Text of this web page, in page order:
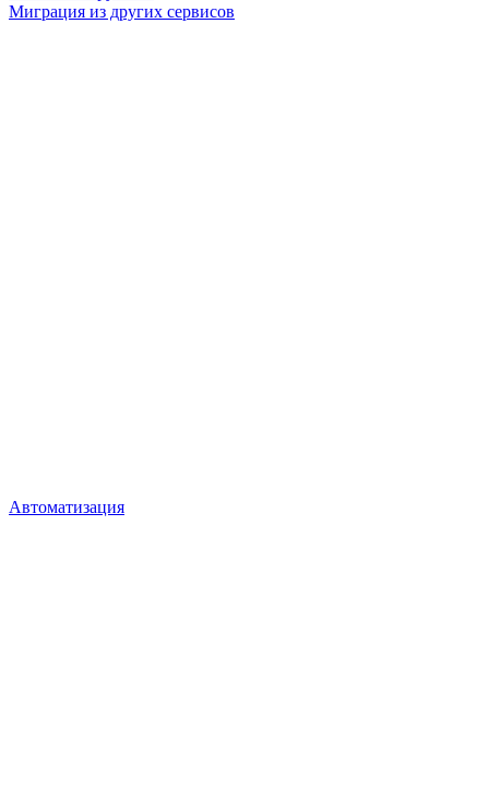
Миграция из других сервисов
Автоматизация